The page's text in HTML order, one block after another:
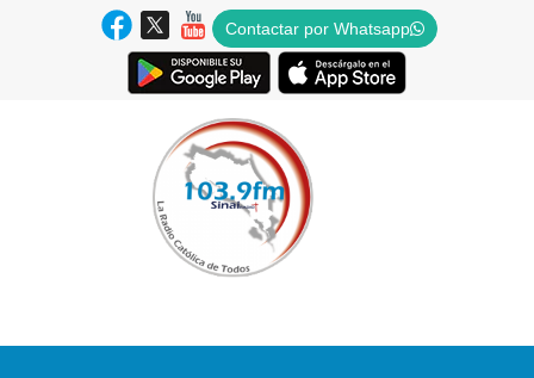
Contactar por Whatsapp